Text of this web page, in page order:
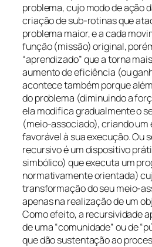
problema, cujo modo de ação
criação de sub-rotinas que
problema maior, e a cada
função (missão) original,
“aprendizado” que a torna
aumento de eficiência (ou
acontece também porque
do problema (diminuindo a
ela modifica gradualmente o
(meio-associado), criando
favorável à sua execução. Ou
recursivo é um dispositivo
simbólico) que executa um
normativamente orientada)
transformação do seu meio-
apenas na realização de um
Como efeito, a recursividade
de uma “comunidade” ou de
que dão sustentação ao